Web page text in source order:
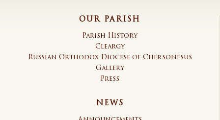
OUR PARISH
Parish History
Cleargy
Russian Orthodox Diocese of Chersonesus
Gallery
Press
NEWS